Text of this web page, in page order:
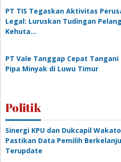
PT TIS Tegaskan Aktivitas
Legal: Luruskan Tudingan
Kehuta…
PT Vale Tanggap Cepat Tangani
Pipa Minyak di Luwu Timur
Politik
Sinergi KPU dan Dukcapil
Pastikan Data Pemilih
Terupdate